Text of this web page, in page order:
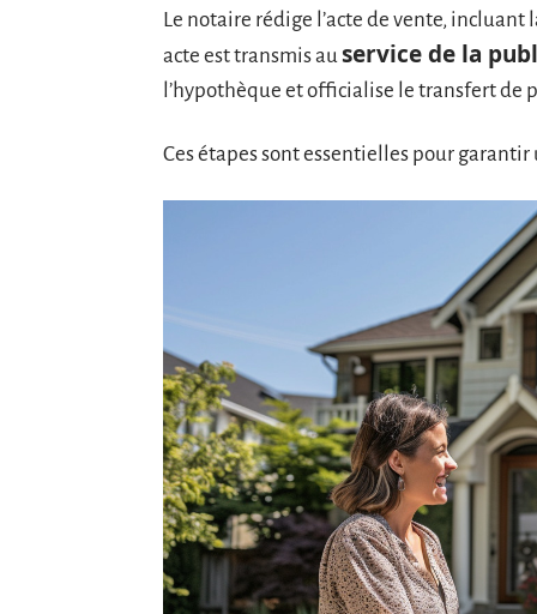
Le notaire rédige l’acte de vente, incluant
acte est transmis au service de la
l’hypothèque et officialise le transfert de
Ces étapes sont essentielles pour